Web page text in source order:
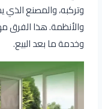
وتركبه، والمصنع
والأنظمة. هذا الفرق
وخدمة ما بعد البيع.